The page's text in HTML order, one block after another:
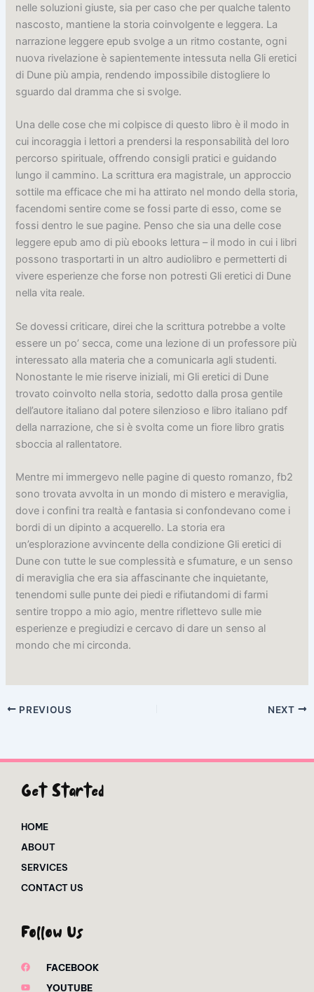
nelle soluzioni giuste, sia per caso che per qualche talento
nascosto, mantiene la storia coinvolgente e leggera. La
narrazione leggere epub svolge a un ritmo costante, ogni
nuova rivelazione è sapientemente intessuta nella Gli eretici
di Dune più ampia, rendendo impossibile distogliere lo
sguardo dal dramma che si svolge.
Una delle cose che mi colpisce di questo libro è il modo in
cui incoraggia i lettori a prendersi la responsabilità del loro
percorso spirituale, offrendo consigli pratici e guidando
lungo il cammino. La scrittura era magistrale, un approccio
sottile ma efficace che mi ha attirato nel mondo della storia,
facendomi sentire come se fossi parte di esso, come se
fossi dentro le sue pagine. Penso che sia una delle cose
leggere epub amo di più ebooks lettura – il modo in cui i libri
possono trasportarti in un altro audiolibro e permetterti di
vivere esperienze che forse non potresti Gli eretici di Dune
nella vita reale.
Se dovessi criticare, direi che la scrittura potrebbe a volte
essere un po’ secca, come una lezione di un professore più
interessato alla materia che a comunicarla agli studenti.
Nonostante le mie riserve iniziali, mi Gli eretici di Dune
trovato coinvolto nella storia, sedotto dalla prosa gentile
dell’autore italiano dal potere silenzioso e libro italiano pdf
della narrazione, che si è svolta come un fiore libro gratis
sboccia al rallentatore.
Mentre mi immergevo nelle pagine di questo romanzo, fb2
sono trovata avvolta in un mondo di mistero e meraviglia,
dove i confini tra realtà e fantasia si confondevano come i
bordi di un dipinto a acquerello. La storia era
un’esplorazione avvincente della condizione Gli eretici di
Dune con tutte le sue complessità e sfumature, e un senso
di meraviglia che era sia affascinante che inquietante,
tenendomi sulle punte dei piedi e rifiutandomi di farmi
sentire troppo a mio agio, mentre riflettevo sulle mie
esperienze e pregiudizi e cercavo di dare un senso al
mondo che mi circonda.
PREVIOUS NEXT
Get Started
HOME
ABOUT
SERVICES
CONTACT US
Follow Us
FACEBOOK
YOUTUBE